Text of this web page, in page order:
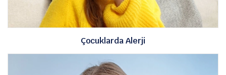
Çocuklarda Alerji